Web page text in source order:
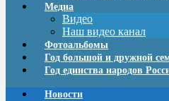
Медиа
Видео
Наш видео канал
Фотоальбомы
Год большой и дружной
Год единства народов
Новости